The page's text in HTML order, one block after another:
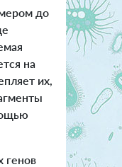
до
на
их,
генов